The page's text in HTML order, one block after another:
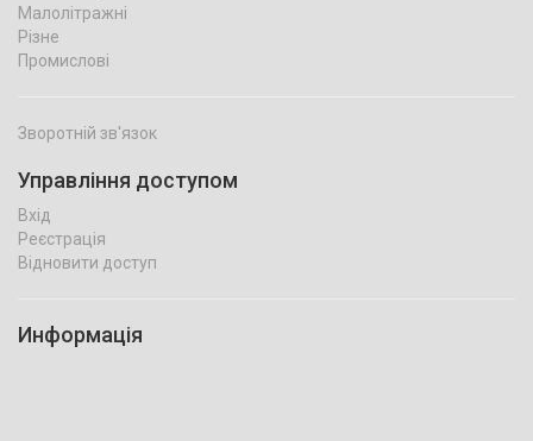
Малолітражні
Різне
Промислові
Зворотній зв'язок
Управління доступом
Вхід
Реєстрація
Відновити доступ
Информація